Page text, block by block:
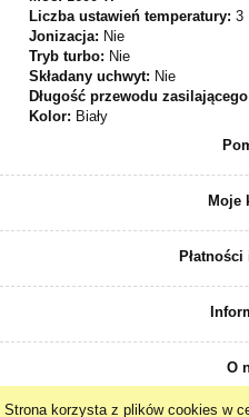
Strona korzysta z plików cookies w
Liczba ustawień temperatury: 3
Jonizacja: Nie
Tryb turbo: Nie
Składany uchwyt: Nie
Długość przewodu
Kolor: Biały
Moje
O